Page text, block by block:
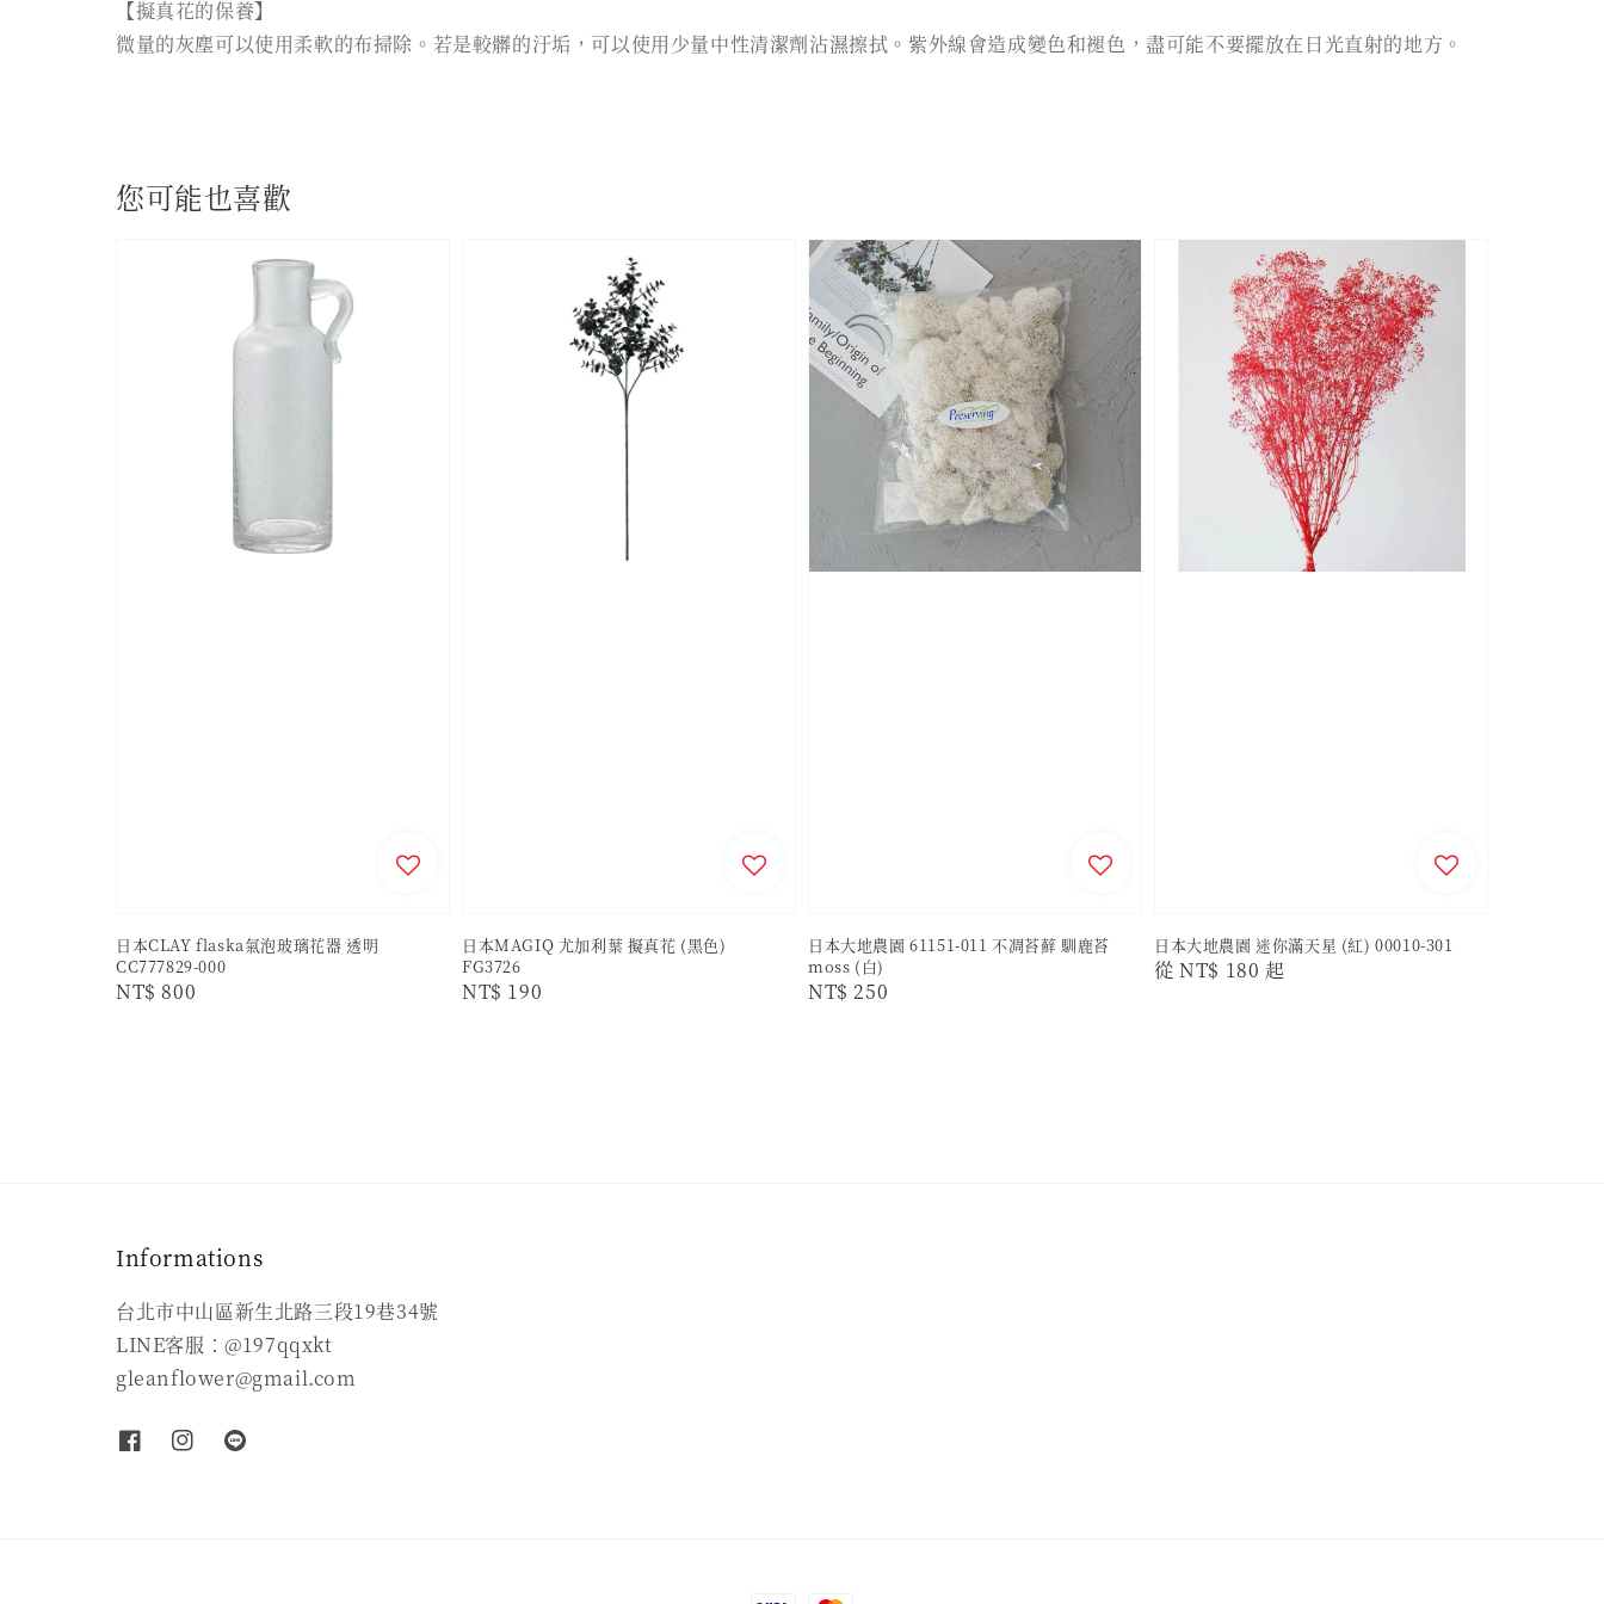
【擬真花的保養】
微量的灰塵可以使用柔軟的布掃除。若是較髒的汙垢，可以使用少量中性清潔劑沾濕擦拭。紫外線會造成變色和褪色，盡可能不要擺放在日光直射的地方。
您可能也喜歡
日本CLAY flaska氣泡玻璃花器 透明
CC777829-000
Regular
NT$ 800
日本MAGIQ 尤加利葉 擬真花 (黑色)
FG3726
Regular
NT$ 190
日本大地農園 61151-011 不凋苔蘚 馴鹿苔
moss (白)
Regular
NT$ 250
日本大地農園 迷你滿天星 (紅) 00010-301
Regular
從NT$ 180 起
Informations
台北市中山區新生北路三段19巷34號
LINE客服：@197qqxkt
gleanflower@gmail.com